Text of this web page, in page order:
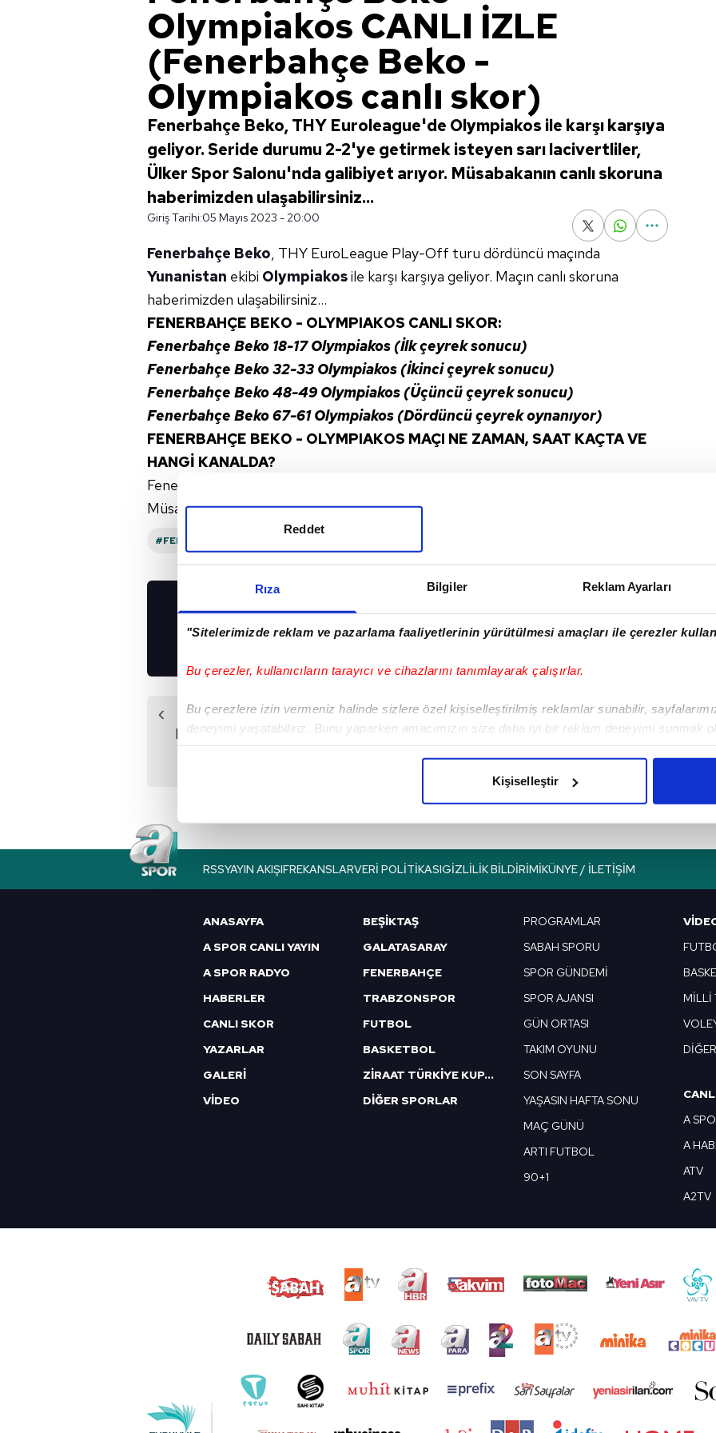
Rıza Bilgiler Reklam Ayarları
"Sitelerimizde reklam ve pazarlama faaliyetlerinin yürütülmesi amaçları ile çerezler
Bu çerezler, kullanıcıların tarayıcı ve cihazlarını tanımlayarak çalışırlar.
Bu çerezlere izin vermeniz halinde sizlere özel kişiselleştirilmiş reklamlar sunabilir,
deneyimi yaşatabiliriz. Bunu yaparken amacımızın size daha iyi bir reklam deneyimi sunmak
Her halükârda, kullanıcılar, bu çerezlere izin vermedikleri takdirde, kullanıcılara hedefli
çerezler vasıtasıyla çeşitli kişisel verileriniz işlenmekte olup gerekli olan çerezler bilgi toplumu
amacıyla kullanılmaktadır. Diğer çerezler, sitemizin daha işlevsel kılınması ve
Çerezlere ilişkin tercihlerinizi aşağıda yer alan panel vasıtasıyla belirleyebilirsiniz. Çerezlere
6698 sayılı Kişisel Verilerin Korunması Kanunu uyarınca hazırlanmış Aydınlatma Metnimizi
mevzuata uygun olarak kullanılan çerezlerle ilgili bilgi almak için lütfen
Reddet
Kişiselleştir
Olympiakos CANLI İZLE
(Fenerbahçe Beko -
Olympiakos canlı skor)
Fenerbahçe Beko, THY Euroleague'de Olympiakos ile karşı karşıya
geliyor. Seride durumu 2-2'ye getirmek isteyen sarı lacivertliler,
Ülker Spor Salonu'nda galibiyet arıyor. Müsabakanın canlı skoruna
haberimizden ulaşabilirsiniz...
Giriş Tarihi:05 Mayıs 2023 - 20:00
Fenerbahçe Beko, THY EuroLeague Play-Off turu dördüncü maçında
Yunanistan ekibi Olympiakosile karşı karşıya geliyor. Maçın canlı skoruna
haberimizden ulaşabilirsiniz...
FENERBAHÇE BEKO - OLYMPIAKOS CANLI SKOR:
Fenerbahçe Beko 18-17 Olympiakos (İlk çeyrek sonucu)
Fenerbahçe Beko 32-33 Olympiakos (İkinci çeyrek sonucu)
Fenerbahçe Beko 48-49 Olympiakos (Üçüncü çeyrek sonucu)
Fenerbahçe Beko 67-61 Olympiakos (Dördüncü çeyrek oynanıyor)
FENERBAHÇE BEKO - OLYMPIAKOS MAÇI NE ZAMAN, SAAT KAÇTA VE
HANGİ KANALDA?
Fenerbahçe Beko - Olympiakos maçı 5 Mayıs Cuma günü saat 20.45'te başladı.
MüsabakaS Sport'tan canlı yayınlanıyor.
#FENERBAHÇE BEKO
İNDİRİN!
Önceki Haber
Butler coştu Miami
Sonraki Haber
Basketbolda
şampiyon F.Bahçe!
RSSYAYIN AKIŞIFREKANSLARVERI POLITIKASIGIZLILIK BILDIRIMIKÜNYE / İLETIŞIM
ANASAYFA
A SPOR CANLI YAYIN
A SPOR RADYO
HABERLER
CANLI SKOR
YAZARLAR
GALERİ
VİDEO
BEŞİKTAŞ
GALATASARAY
FENERBAHÇE
TRABZONSPOR
FUTBOL
BASKETBOL
ZİRAAT TÜRKİYE KUPASI
DİĞER SPORLAR
PROGRAMLAR
SABAH SPORU
SPOR GÜNDEMİ
SPOR AJANSI
GÜN ORTASI
TAKIM OYUNU
SON SAYFA
YAŞASIN HAFTA SONU
MAÇ GÜNÜ
ARTI FUTBOL
90+1
MİLLİ
DİĞER
A
A
ATV
A2TV